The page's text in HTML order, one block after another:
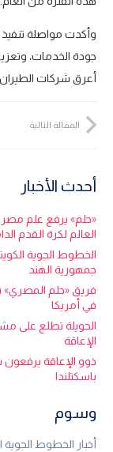
وأكدت مواصلة
جودة الخدمات،
أعرق شركات
المقالة التالية
أحدث الأخبار
«حلم» يرفع علم
العالم لكرة القدم
الخطوط الجوية
جمهورية الهند
فريق «حلم المصري»
في أمريكا
الحويلة تطلع على
الإعاقة
ذوو الإعاقة
باسكتلندا
وسوم
أخبار الخطوط الجوية